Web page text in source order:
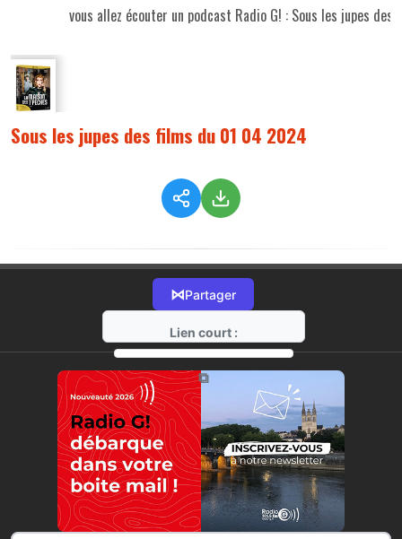
vous allez écouter un podcast Radio G! : Sous les jupes
Sous les jupes des films du 01 04 2024
⋈Partager
Lien court :
https://radio-g.fr?14283
⧉